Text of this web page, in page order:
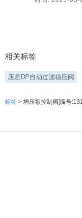
相关标签
压差DP自动过滤稳压阀
标签 > 增压泵控制阀[编号